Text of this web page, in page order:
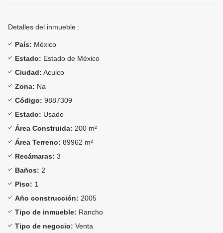
Detalles del inmueble :
País: México
Estado: Estado de México
Ciudad: Aculco
Zona: Na
Código: 9887309
Estado: Usado
Área Construida: 200 m²
Área Terreno: 89962 m²
Recámaras: 3
Baños: 2
Piso: 1
Año construcción: 2005
Tipo de inmueble: Rancho
Tipo de negocio: Venta